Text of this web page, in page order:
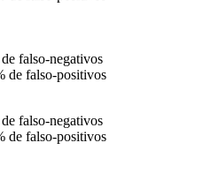
falso-negativos
de falso-positivos
falso-negativos
de falso-positivos